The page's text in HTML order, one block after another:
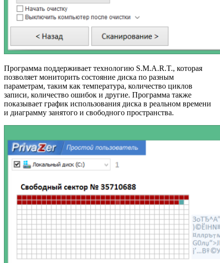
Программа поддерживает технологию S.M.A.R.T., которая
позволяет мониторить состояние диска по разным
параметрам, таким как температура, количество циклов
записи, количество ошибок и другие. Программа также
показывает график использования диска в реальном времени
и диаграмму занятого и свободного пространства.